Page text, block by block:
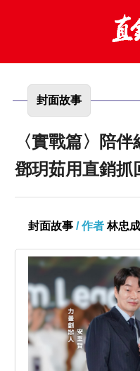
封面故事
〈實戰篇〉陪
鄧玥茹用直銷抓
封面故事 / 作者林忠成